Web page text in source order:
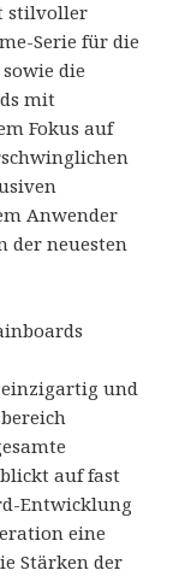
stilvoller
Serie für die
die
mit
Fokus auf
Anwender
der neuesten
einzigartig und
auf fast
Entwicklung
eine
Stärken der